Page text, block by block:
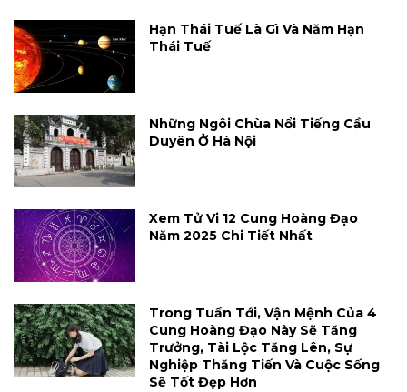
Hạn Thái Tuế Là Gì Và Năm Hạn
Thái Tuế
Những Ngôi Chùa Nổi Tiếng Cầu
Duyên Ở Hà Nội
Xem Tử Vi 12 Cung Hoàng Đạo
Năm 2025 Chi Tiết Nhất
Trong Tuần Tới, Vận Mệnh Của 4
Cung Hoàng Đạo Này Sẽ Tăng
Trưởng, Tài Lộc Tăng Lên, Sự
Nghiệp Thăng Tiến Và Cuộc Sống
Sẽ Tốt Đẹp Hơn